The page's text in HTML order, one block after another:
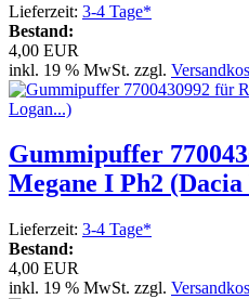
Lieferzeit: 3-4 Tage*
Bestand:
4,00 EUR
inkl. 19 % MwSt. zzgl.
Gummipuffer
Megane I Ph2 (Dacia
Lieferzeit: 3-4 Tage*
Bestand:
4,00 EUR
inkl. 19 % MwSt. zzgl.